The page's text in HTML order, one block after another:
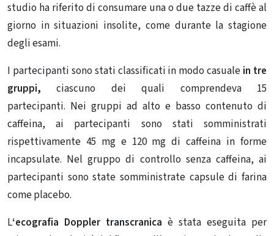
studio ha riferito di consumare una o due tazze di caffè al
giorno in situazioni insolite, come durante la stagione
degli esami.
I partecipanti sono stati classificati in modo casuale in tre
gruppi, ciascuno dei quali comprendeva 15
partecipanti. Nei gruppi ad alto e basso contenuto di
caffeina, ai partecipanti sono stati somministrati
rispettivamente 45 mg e 120 mg di caffeina in forme
incapsulate. Nel gruppo di controllo senza caffeina, ai
partecipanti sono state somministrate capsule di farina
come placebo.
L‘ecografia Doppler transcranica è stata eseguita per